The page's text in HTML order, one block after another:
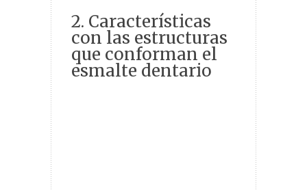
2. Características
con las estructuras
que conforman el
esmalte dentario